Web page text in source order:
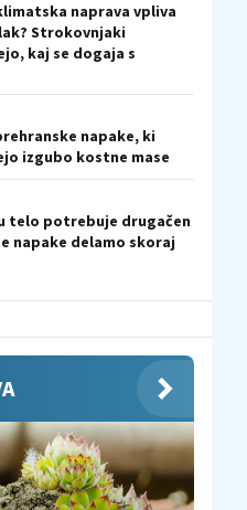
naprava vpliva
Strokovnjaki
kaj se dogaja s
napake, ki
izgubo kostne mase
telo potrebuje drugačen
napake delamo skoraj